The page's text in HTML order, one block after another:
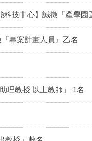
科技中心】誠徵『產學園
專案計畫人員』乙名
理教授 以上教師」 1名